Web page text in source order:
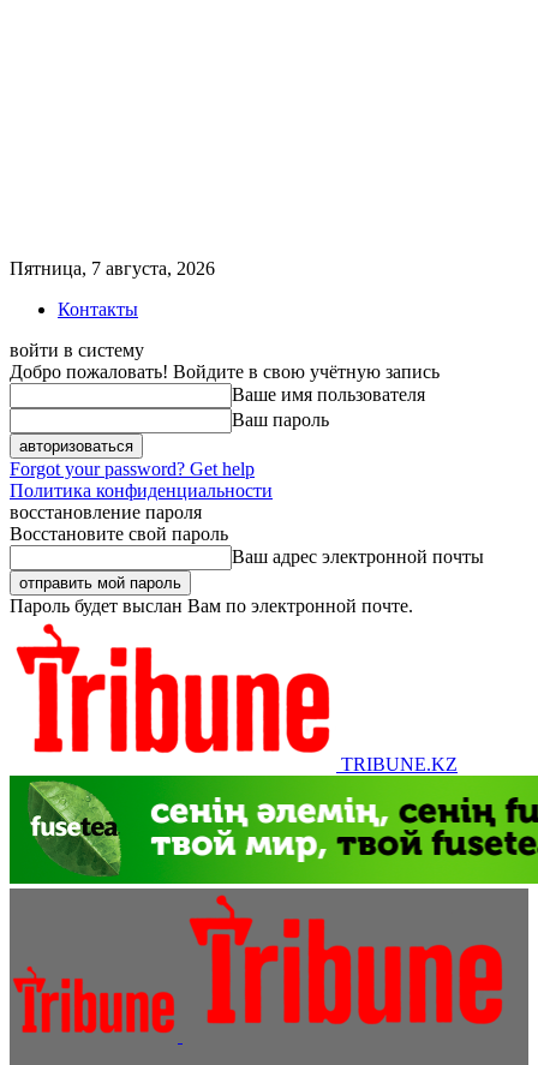
Пятница, 7 августа, 2026
Контакты
войти в систему
Добро пожаловать! Войдите в свою учётную запись
Ваше имя пользователя
Ваш пароль
Forgot your password? Get help
Политика конфиденциальности
восстановление пароля
Восстановите свой пароль
Ваш адрес электронной почты
Пароль будет выслан Вам по электронной почте.
TRIBUNE.KZ